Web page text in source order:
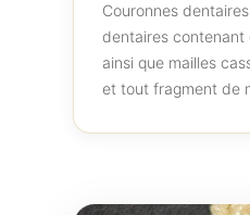
Couronnes
dentaires contenant
ainsi que mailles
et tout fragment de